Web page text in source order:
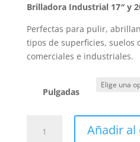
Brilladora Industrial 17″ y
Perfectas para pulir,
tipos de superficies, suelos
comerciales e industriales.
Pulgadas
Industrial
Añadir al